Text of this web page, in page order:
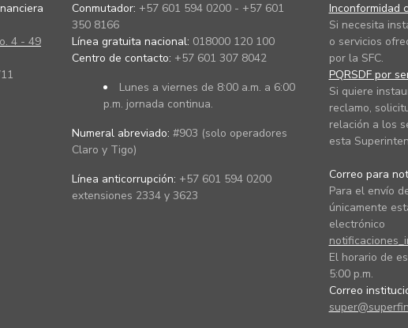
4 - 49
Conmutador: +57 601 594 0200 - +57 601
350 8166
Línea gratuita nacional: 018000 120 100
Centro de contacto: +57 601 307 8042
Lunes a viernes de 8:00 a.m. a 6:00
p.m. jornada continua.
Numeral abreviado: #903 (solo operadores
Claro y Tigo)
Línea anticorrupción: +57 601 594 0200
extensiones 2334 y 3623
Inconformidad
Si necesita
o servicios
por la SFC.
PQRSDF por
Si quiere
reclamo,
relación a los
esta
Correo para
Para el envío
únicamente
electrónico
El horario de
5:00 p.m.
Correo